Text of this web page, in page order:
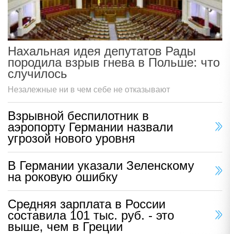
Нахальная идея депутатов Рады
породила взрыв гнева в Польше: что
случилось
Незалежные ни в чем себе не отказывают
Взрывной беспилотник в
аэропорту Германии назвали
угрозой нового уровня
В Германии указали Зеленскому
на роковую ошибку
Средняя зарплата в России
составила 101 тыс. руб. - это
выше, чем в Греции